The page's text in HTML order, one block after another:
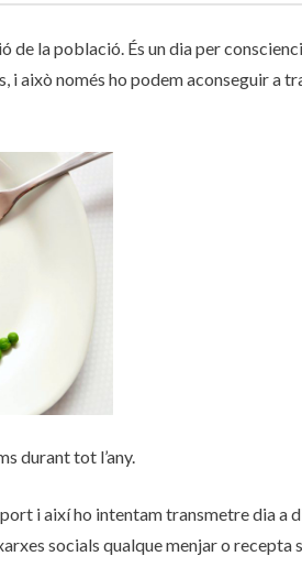
de la població. És un dia per
això només ho podem aconseguir a
durant tot l’any.
i així ho intentam transmetre dia a
socials qualque menjar o recepta